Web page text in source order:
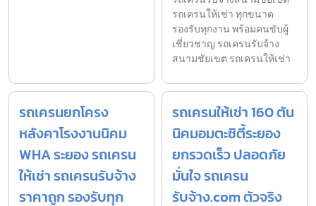
รถเครนให้เช่า ทุกขนาด
รองรับทุกงาน พร้อมคนขับผู้
เชี่ยวชาญ รถเครนรับจ้าง
สนามชัยเขต รถเครนให้เช่า
รถเครนยกโครง
หลังคาโรงงานนิคม
WHA ระยอง รถเครน
ให้เช่า รถเครนรับจ้าง
ราคาถูก รองรับทุก
รถเครนให้เช่า 160 ตัน
นิคมอมตะซิตี้ระยอง
ยกรวดเร็ว ปลอดภัย
มั่นใจ รถเครน
รับจ้าง.com ตัวจริง